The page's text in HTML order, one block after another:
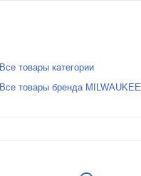
Все товары категории
Все товары бренда MILWAUKEE